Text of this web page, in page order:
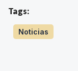
Tags:
Noticias